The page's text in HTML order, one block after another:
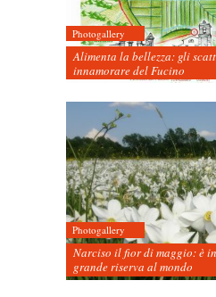
Photogallery
Alimenta la bellezza: gli
innamorare del Fucino
Photogallery
Narciso il fior di maggio: è
grande riserva al mondo